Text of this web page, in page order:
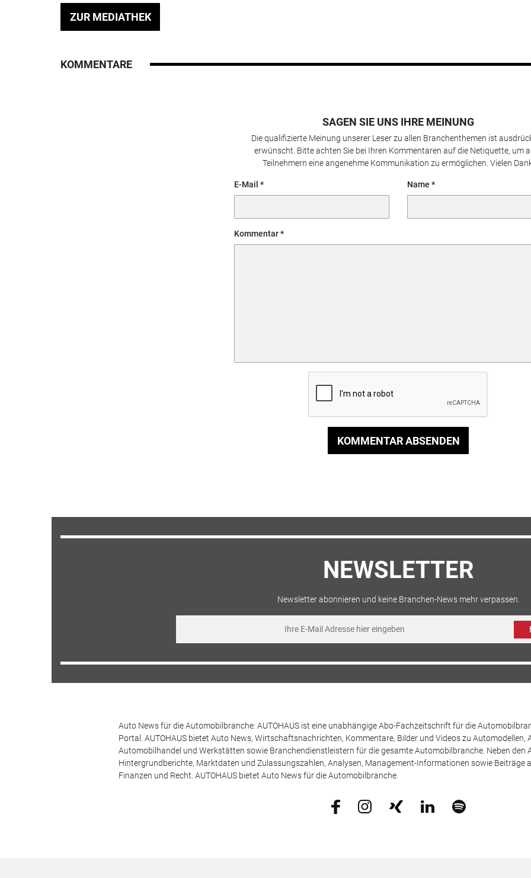
ZUR MEDIATHEK
KOMMENTARE
SAGEN SIE UNS IHRE MEINUNG
Die qualifizierte Meinung unserer Leser zu allen Branchenthemen ist
erwünscht. Bitte achten Sie bei Ihren Kommentaren auf die Netiquette, um
Teilnehmern eine angenehme Kommunikation zu ermöglichen. Vielen
E-Mail Name
Kommentar
KOMMENTAR ABSENDEN
NEWSLETTER
Newsletter abonnieren und keine Branchen-News mehr verpassen.
Auto News für die Automobilbranche: AUTOHAUS ist eine unabhängige Abo-Fachzeitschrift für die
Portal. AUTOHAUS bietet Auto News, Wirtschaftsnachrichten, Kommentare, Bilder und Videos zu
Automobilhandel und Werkstätten sowie Branchendienstleistern für die gesamte Automobilbranche. Neben den
Hintergrundberichte, Marktdaten und Zulassungszahlen, Analysen, Management-Informationen sowie Beiträge
Finanzen und Recht. AUTOHAUS bietet Auto News für die Automobilbranche.